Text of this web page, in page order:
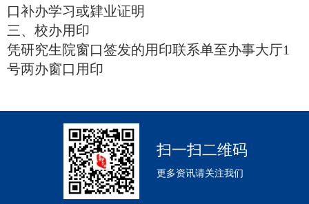
口补办学习或肄业证明
三、校办用印
凭研究生院窗口签发的用印联系单至办事大厅1
号两办窗口用印
扫一扫二维码
更多资讯请关注我们